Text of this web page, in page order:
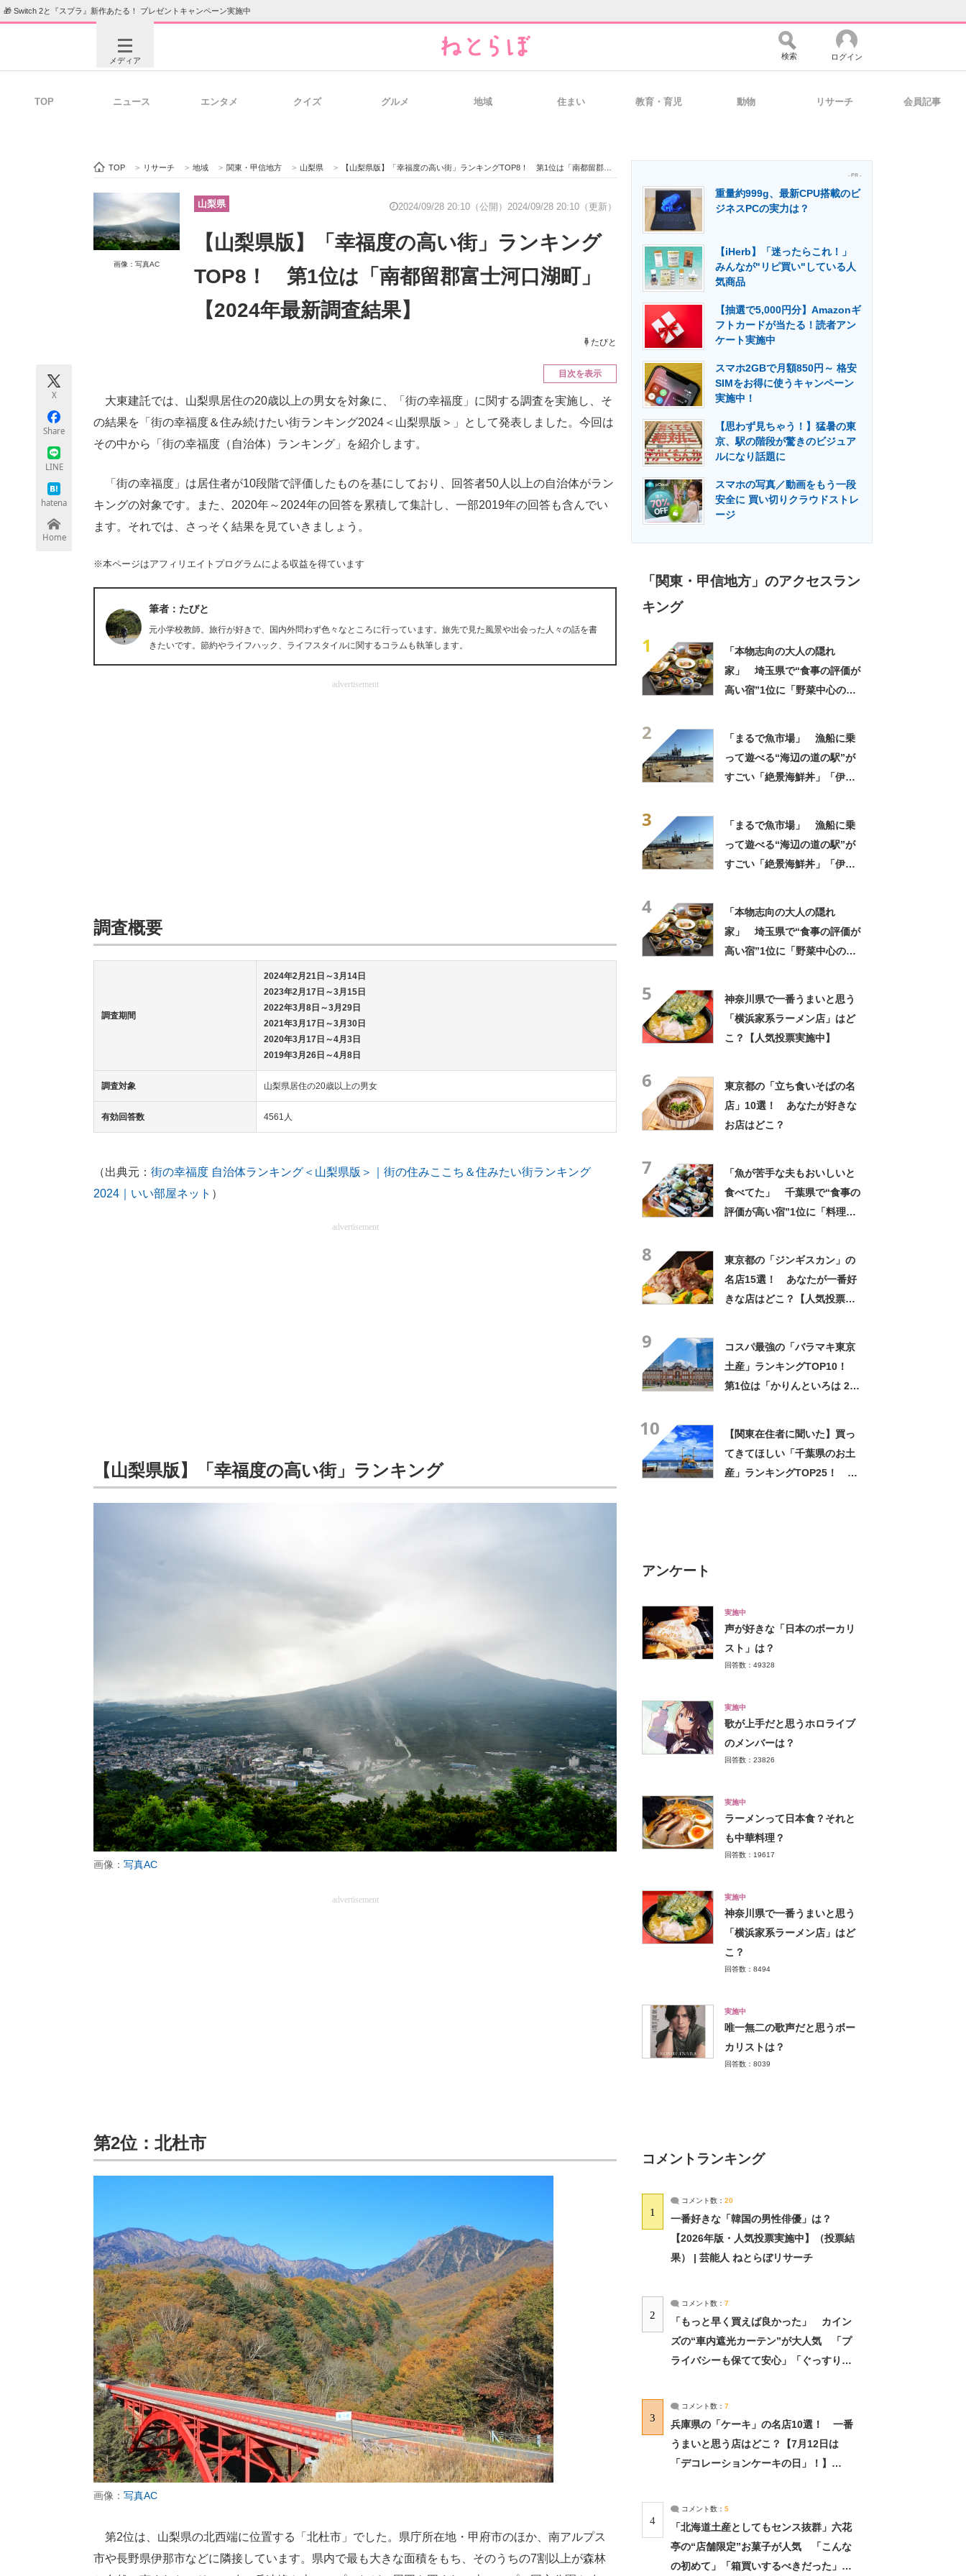
🎁 Switch 2と『スプラ』新作あたる！ プレゼントキャンペーン実施中
メディア
ビジネスと働き方のヒント 経営リーダーのコミュニティ マーケ×ITの今がよく分かる
ITエンジニア向け専門サイト IT製品の技術・比較・事例 製造業のIT導入・活用を支援
エネルギーの専門メディア 建設×テクノロジーの最前線
ちょっと気になるネットの話題
検索 ログイン
TOP ニュース エンタメ クイズ グルメ 地域 住まい 教育・育児 動物 リサーチ 会員記事
TOP > リサーチ > 地域 > 関東・甲信地方 > 山梨県 > 【山梨県版】「幸福度の高い街」ランキングTOP8！ 第1位は「南都留郡富士河口湖町」【2024年最新調査結果】
画像：写真AC
山梨県 2024/09/28 20:10（公開） 2024/09/28 20:10（更新）
【山梨県版】「幸福度の高い街」ランキング
TOP8！ 第1位は「南都留郡富士河口湖町」
【2024年最新調査結果】
たびと
X
Share
LINE
hatena
Home
目次を表示
大東建託では、山梨県居住の20歳以上の男女を対象に、「街の幸福度」に関する調査を実施し、そ
の結果を「街の幸福度＆住み続けたい街ランキング2024＜山梨県版＞」として発表しました。今回は
その中から「街の幸福度（自治体）ランキング」を紹介します。
「街の幸福度」は居住者が10段階で評価したものを基にしており、回答者50人以上の自治体がラン
キングの対象です。また、2020年～2024年の回答を累積して集計し、一部2019年の回答も含んでい
ます。それでは、さっそく結果を見ていきましょう。
※本ページはアフィリエイトプログラムによる収益を得ています
筆者：たびと
元小学校教師。旅行が好きで、国内外問わず色々なところに行っています。旅先で見た風景や出会った人々の話を書
きたいです。節約やライフハック、ライフスタイルに関するコラムも執筆します。
advertisement
調査概要
調査期間
2024年2月21日～3月14日
2023年2月17日～3月15日
2022年3月8日～3月29日
2021年3月17日～3月30日
2020年3月17日～4月3日
2019年3月26日～4月8日
調査対象 山梨県居住の20歳以上の男女
有効回答数 4561人
（出典元： 街の幸福度 自治体ランキング＜山梨県版＞｜街の住みここち＆住みたい街ランキング
2024｜いい部屋ネット ）
advertisement
【山梨県版】「幸福度の高い街」ランキング
画像： 写真AC
advertisement
第2位：北杜市
画像： 写真AC
第2位は、山梨県の北西端に位置する「北杜市」でした。県庁所在地・甲府市のほか、南アルプス
市や長野県伊那市などに隣接しています。県内で最も大きな面積をもち、そのうちの7割以上が森林
- PR -
重量約999g、最新CPU搭載のビ
ジネスPCの実力は？
【iHerb】「迷ったらこれ！」
みんなが"リピ買い"している人
気商品
【抽選で5,000円分】Amazonギ
フトカードが当たる！読者アン
ケート実施中
スマホ2GBで月額850円～ 格安
SIMをお得に使うキャンペーン
実施中！
【思わず見ちゃう！】猛暑の東
京、駅の階段が驚きのビジュア
ルになり話題に
スマホの写真／動画をもう一段
安全に 買い切りクラウドストレ
ージ
「関東・甲信地方」のアクセスラン
キング
1
「本物志向の大人の隠れ
家」 埼玉県で“食事の評価が
高い宿”1位に「野菜中心の料
2
「まるで魚市場」 漁船に乗
って遊べる“海辺の道の駅”が
すごい「絶景海鮮丼」「伊勢
3
「まるで魚市場」 漁船に乗
って遊べる“海辺の道の駅”が
すごい「絶景海鮮丼」「伊勢
4
「本物志向の大人の隠れ
家」 埼玉県で“食事の評価が
高い宿”1位に「野菜中心の料
5
神奈川県で一番うまいと思う
「横浜家系ラーメン店」はど
こ？【人気投票実施中】
6
東京都の「立ち食いそばの名
店」10選！ あなたが好きな
お店はどこ？
7
「魚が苦手な夫もおいしいと
食べてた」 千葉県で“食事の
評価が高い宿”1位に「料理や
8
東京都の「ジンギスカン」の
名店15選！ あなたが一番好
きな店はどこ？【人気投票実
9
コスパ最強の「バラマキ東京
土産」ランキングTOP10！
第1位は「かりんといろは 24
10
【関東在住者に聞いた】買っ
てきてほしい「千葉県のお土
産」ランキングTOP25！ 第
アンケート
実施中
声が好きな「日本のボーカリ
スト」は？
回答数：49328
実施中
歌が上手だと思うホロライブ
のメンバーは？
回答数：23826
実施中
ラーメンって日本食？それと
も中華料理？
回答数：19617
実施中
神奈川県で一番うまいと思う
「横浜家系ラーメン店」はど
こ？
回答数：8494
実施中
唯一無二の歌声だと思うボー
カリストは？
回答数：8039
コメントランキング
1
コメント数： 20
一番好きな「韓国の男性俳優」は？
【2026年版・人気投票実施中】（投票結
果） | 芸能人 ねとらぼリサーチ
2
コメント数： 7
「もっと早く買えば良かった」 カイン
ズの“車内遮光カーテン”が大人気 「プ
ライバシーも保てて安心」「ぐっすり眠
3
コメント数： 7
兵庫県の「ケーキ」の名店10選！ 一番
うまいと思う店はどこ？【7月12日は
「デコレーションケーキの日」！】
4
コメント数： 5
「北海道土産としてもセンス抜群」六花
亭の“店舗限定”お菓子が人気 「こんな
の初めて」「箱買いするべきだった」